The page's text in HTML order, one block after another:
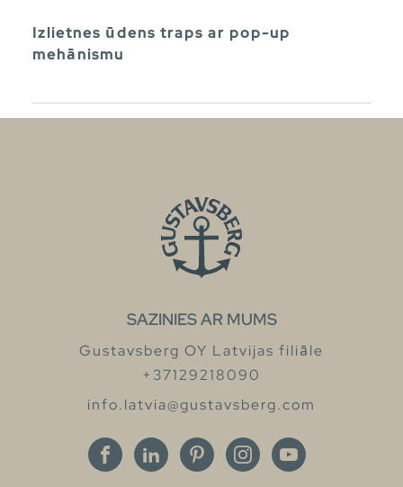
Izlietnes ūdens traps ar pop-up
mehānismu
SAZINIES AR MUMS
Gustavsberg OY Latvijas filiāle
+37129218090
info.latvia@gustavsberg.com